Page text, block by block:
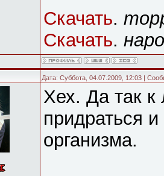
Скачать.
Скачать.
Дата: Суббота, 04.07.2009, 12:03 |
Хех. Да так
придраться
организма.